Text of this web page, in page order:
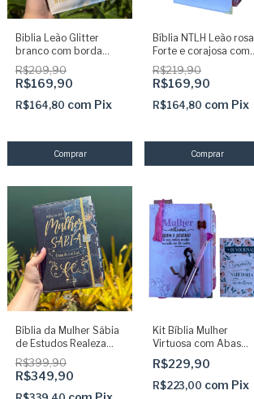
Biblia Leão Glitter
branco com borda
Dourada ARC com
Harpa
R$209,90
R$169,90
R$164,80 com Pix
Bíblia NTLH Leão rosa
Forte e corajosa com
abas adesivas pink
coladas
R$219,90
R$169,90
R$164,80 com Pix
Bíblia da Mulher Sábia
de Estudos Realeza
100% Glitter com
Abas adesivas +
Elástico + Marcador
com pingentes
R$399,90
R$349,90
Kit Bíblia Mulher
Virtuosa com Abas
adesivas capa dura
ARC + devocional +
caneta + marca
páginas
R$229,90
R$223,00 com Pix